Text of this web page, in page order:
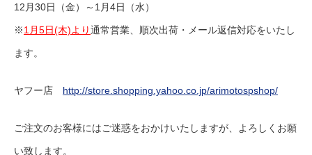
12月30日（金）～1月4日（水）
※1月5日(木)より通常営業、順次出荷・メール返信対応をいたし
ます。
ヤフー店 http://store.shopping.yahoo.co.jp/arimotospshop/
ご注文のお客様にはご迷惑をおかけいたしますが、よろしくお願
い致します。